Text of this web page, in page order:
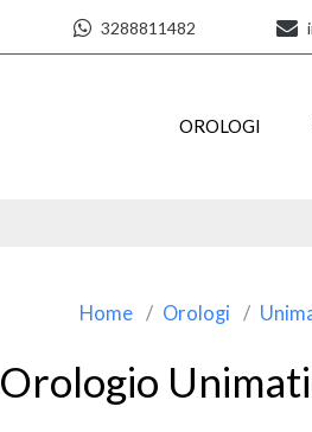
3288811482
OROLOGI
Home Orologi
Orologio